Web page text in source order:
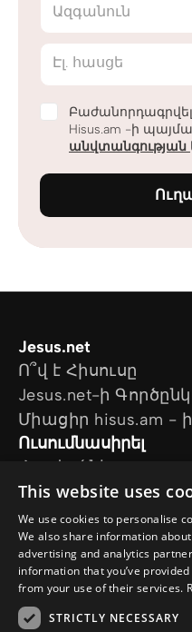
Ազգանուն
Էլ. հասցե
Hisus.am -ի
անվտանգության
Jesus.net
Ո՞վ է Հիսուսը
Jesus.net-ի
Միացիր hisus.am -
Ուսումնասիրել
Հոդվածներ
Տեսանյութեր
Մեր նախագծերը
Ես հարց ունեմ
Հետևեք մեզ
This website uses
We use cookies to personalise
We also share information
advertising and analytics
information that you’ve
from your use of their services.
STRICTLY NECESSARY